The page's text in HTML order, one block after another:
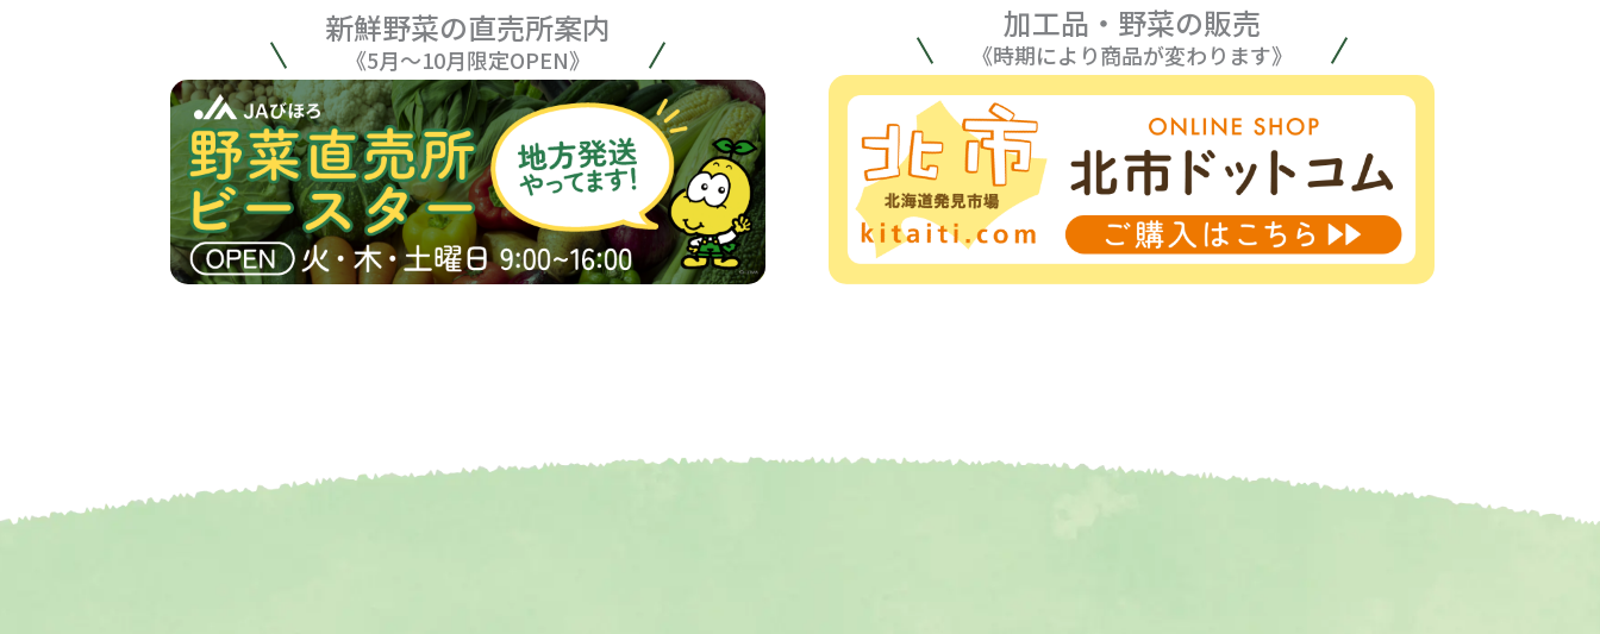
新鮮野菜の直売所案内
《5月〜10月限定OPEN》
加工品・野菜の販売
《時期により商品が変わります》